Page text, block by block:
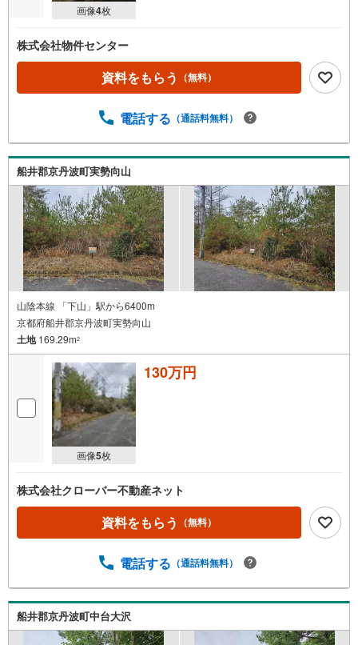
画像4枚
株式会社物件センター
資料をもらう （無料）
電話する （通話料無料）
船井郡京丹波町実勢向山
山陰本線 「下山」駅から6400m
京都府船井郡京丹波町実勢向山
土地169.29m2
画像5枚
130万円
株式会社クローバー不動産ネット
資料をもらう （無料）
電話する （通話料無料）
船井郡京丹波町中台大沢